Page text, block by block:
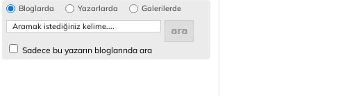
Bloglarda Yazarlarda Galerilerde
Sadece bu yazarın bloglarında ara